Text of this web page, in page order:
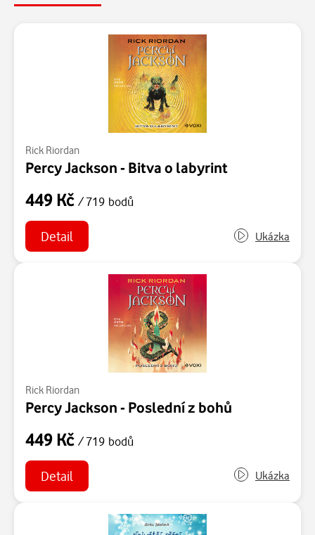
Rick Riordan
Percy Jackson - Bitva o labyrint
449 Kč / 719 bodů
Detail Ukázka
Rick Riordan
Percy Jackson - Poslední z bohů
449 Kč / 719 bodů
Detail Ukázka